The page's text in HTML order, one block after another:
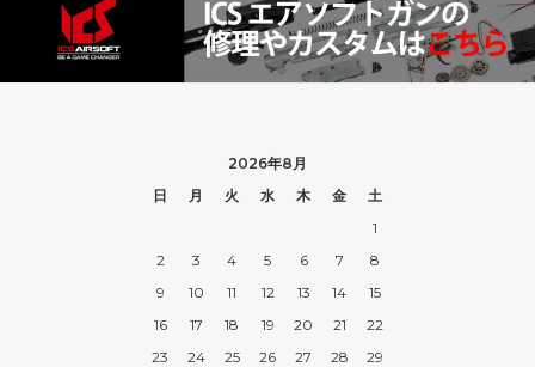
2026年8月
日
月 火 水 木 金
土
1
2
3 4 5 6 7
8
9
10 11 12 13 14
15
16
17 18 19 20 21
22
23
24 25 26 27 28
29